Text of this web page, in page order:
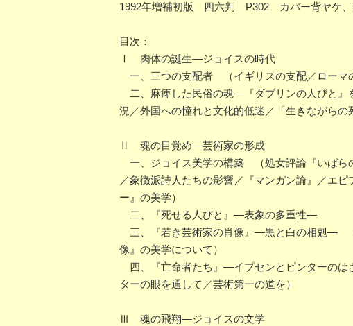
1992年増補初版 四六判 P302 カバー背ヤケ
目次：
Ⅰ 肉体の誕生―ジョイスの時代
一、三つの支配者 （イギリスの支配／ローマ
二、麻痺した民俗の魂―『ダブリンの人びと
況／外国への憧れと文化的低迷／「生きながらの
Ⅱ 魂の目覚め―芸術家の形成
一、ジョイス美学の構築 （処女評論『いばら
／象徴派詩人たちの影響／『マンガン論』／エ
ー』の美学）
二、『死せる人びと』―表象の多重性―
三、『若き芸術家の肖像』―黒と白の相剋― （
像』の美学について）
四、『亡命者たち』―イプセンとピンターの
ターの眼を通して／芸術第一の道を）
Ⅲ 魂の飛翔―ジョイスの文学